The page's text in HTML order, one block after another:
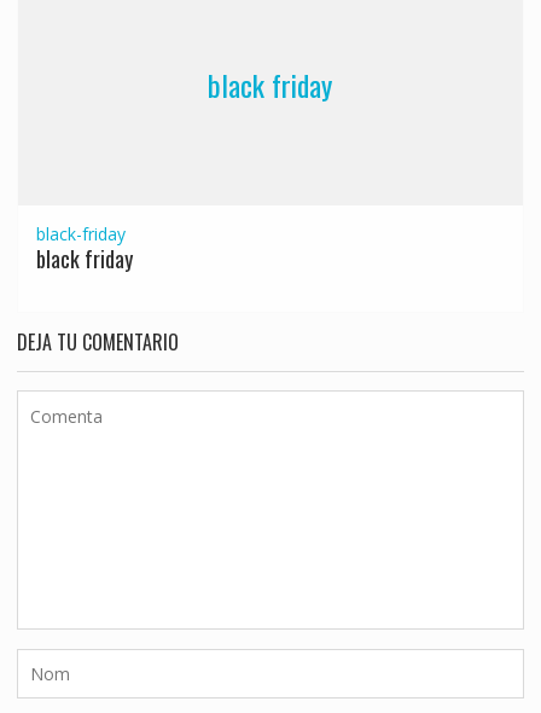
black friday
black-friday
black friday
DEJA TU COMENTARIO